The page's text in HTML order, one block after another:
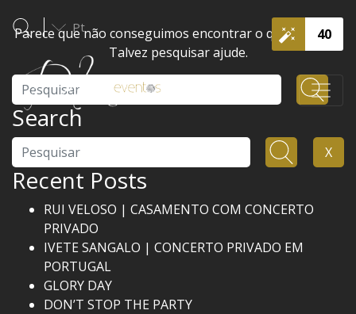
40
Pt
Parece que não conseguimos encontrar o que procura.
Talvez pesquisar ajude.
Search
Pesquisar X
Recent Posts
RUI VELOSO | CASAMENTO COM CONCERTO
PRIVADO
IVETE SANGALO | CONCERTO PRIVADO EM
PORTUGAL
GLORY DAY
DON’T STOP THE PARTY